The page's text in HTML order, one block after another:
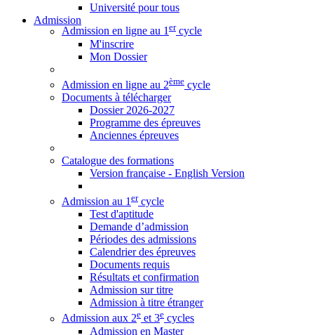
Université pour tous
Admission
Admission en ligne au 1ercycle
M'inscrire
Mon Dossier
Admission en ligne au 2ème cycle
Documents à télécharger
Dossier 2026-2027
Programme des épreuves
Anciennes épreuves
Catalogue des formations
Version française - English Version
Admission au 1 ercycle
Test d'aptitude
Demande d’admission
Périodes des admissions
Calendrier des épreuves
Documents requis
Résultats et confirmation
Admission sur titre
Admission à titre étranger
Admission aux 2e et 3e cycles
Admission en Master